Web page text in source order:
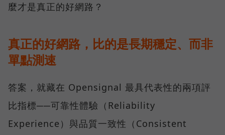
麼才是真正的好網路？
真正的好網路，比的是長期穩定、而非
單點測速
答案，就藏在 Opensignal 最具代表性的兩項評
比指標──可靠性體驗（Reliability
Experience）與品質一致性（Consistent